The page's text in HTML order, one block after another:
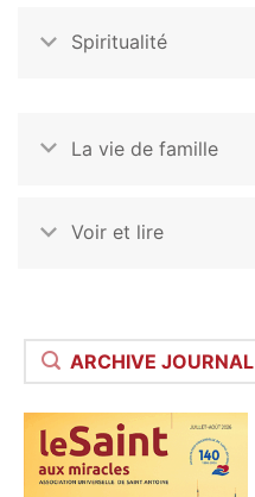
Spiritualité
La vie de famille
Voir et lire
ARCHIVE JOURNAL